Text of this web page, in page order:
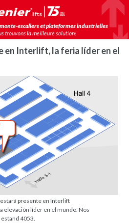
escaliers et plateformes industrielles
trouvons la meilleure solution!
en Interlift, la feria líder en el
presente en Interlift
elevación líder en el mundo. Nos
4053.